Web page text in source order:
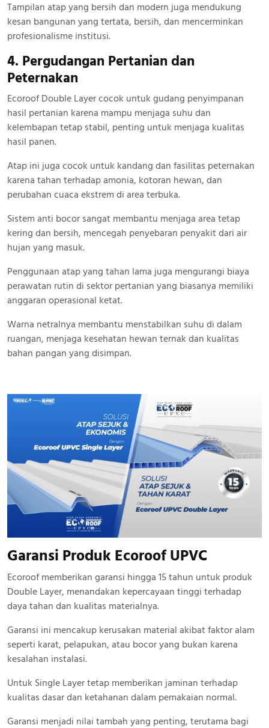
Tampilan atap yang bersih dan modern juga mendukung
kesan bangunan yang tertata, bersih, dan mencerminkan
profesionalisme institusi.
4. Pergudangan Pertanian dan
Peternakan
Ecoroof Double Layer cocok untuk gudang penyimpanan
hasil pertanian karena mampu menjaga suhu dan
kelembapan tetap stabil, penting untuk menjaga kualitas
hasil panen.
Atap ini juga cocok untuk kandang dan fasilitas peternakan
karena tahan terhadap amonia, kotoran hewan, dan
perubahan cuaca ekstrem di area terbuka.
Sistem anti bocor sangat membantu menjaga area tetap
kering dan bersih, mencegah penyebaran penyakit dari air
hujan yang masuk.
Penggunaan atap yang tahan lama juga mengurangi biaya
perawatan rutin di sektor pertanian yang biasanya memiliki
anggaran operasional ketat.
Warna netralnya membantu menstabilkan suhu di dalam
ruangan, menjaga kesehatan hewan ternak dan kualitas
bahan pangan yang disimpan.
Garansi Produk Ecoroof UPVC
Ecoroof memberikan garansi hingga 15 tahun untuk produk
Double Layer, menandakan kepercayaan tinggi terhadap
daya tahan dan kualitas materialnya.
Garansi ini mencakup kerusakan material akibat faktor alam
seperti karat, pelapukan, atau bocor yang bukan karena
kesalahan instalasi.
Untuk Single Layer tetap memberikan jaminan terhadap
kualitas dasar dan ketahanan dalam pemakaian normal.
Garansi menjadi nilai tambah yang penting, terutama bagi